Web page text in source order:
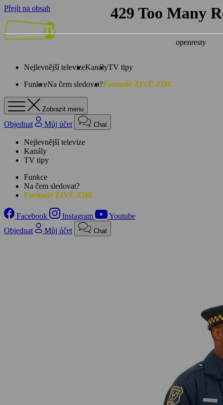
Přejít na obsah
Nejlevnější televizeKanályTV tipy
FunkceNa čem sledovat?Formule ŽIVĚ ZDE
Zobrazit menu
Objednat Můj účet Chat
Nejlevnější televize
Kanály
TV tipy
Funkce
Na čem sledovat?
Formule ŽIVĚ ZDE
Facebook Instagram
Youtube
Objednat
Můj účet Chat